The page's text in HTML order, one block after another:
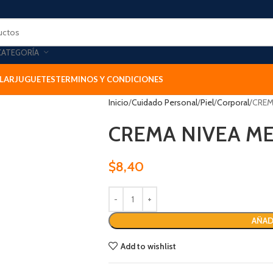
JUGUETESTERMINOS Y CONDICIONES
Inicio Cuidado Personal Piel Corporal
CREMA NIVEA
$8,40
Add to wishlist